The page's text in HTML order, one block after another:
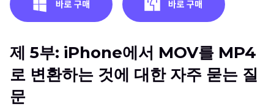
제 5부: iPhone에서 MOV를 MP4
로 변환하는 것에 대한 자주 묻는 질
문